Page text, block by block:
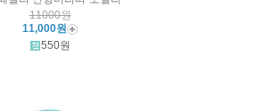
11000원
11,000원
550원